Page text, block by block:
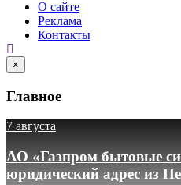
О сайте
Реклама
Контакты
×
Главное
7 августа
АО «Газпром бытовые
юридический адрес из